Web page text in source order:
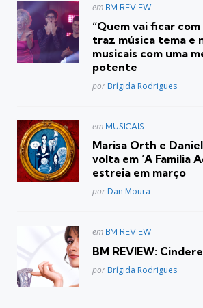
Postado
em
em BM REVIEW
“Quem vai ficar com
traz música tema e
musicais com uma
potente
Posted
por Brígida Rodrigues
Postado
em
em MUSICAIS
Marisa Orth e
volta em ‘A Familia
estreia em março
Posted
por Dan Moura
Postado
em BM REVIEW
BM REVIEW:
Posted
por Brígida Rodrigues